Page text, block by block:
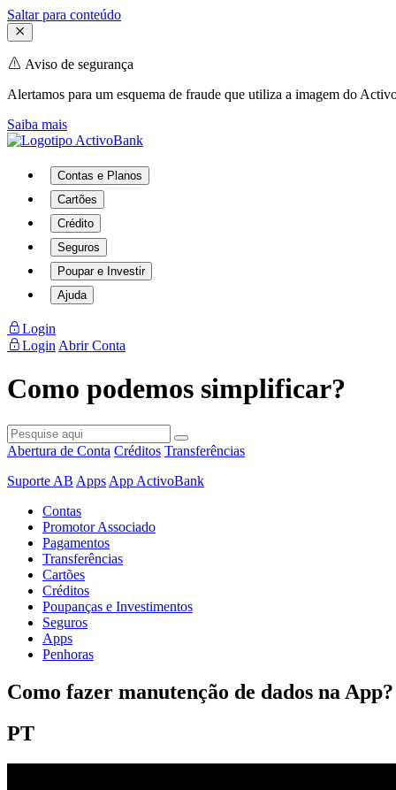
Saltar para conteúdo
Aviso de segurança
Alertamos para um esquema de fraude que utiliza a imagem do
Saiba mais
Contas e Planos
Cartões
Crédito
Seguros
Poupar e Investir
Ajuda
Login
Login Abrir Conta
Como podemos simplificar?
Abertura de Conta Créditos Transferências
Suporte AB Apps App ActivoBank
Contas
Promotor Associado
Pagamentos
Transferências
Cartões
Créditos
Poupanças e Investimentos
Seguros
Apps
Penhoras
Como fazer manutenção de dados na App?
PT